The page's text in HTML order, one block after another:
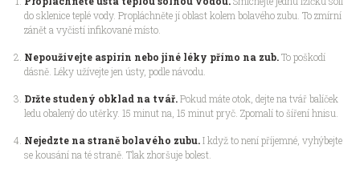
do sklenice teplé vody. Propláchněte jí oblast kolem bolavého zubu. To zmírní
zánět a vyčistí infikované místo.
Nepoužívejte aspirin nebo jiné léky přímo na zub.To poškodí
dásně. Léky užívejte jen ústy, podle návodu.
Držte studený obklad na tvář.Pokud máte otok, dejte na tvář balíček
ledu obalený do utěrky. 15 minut na, 15 minut pryč. Zpomalí to šíření hnisu.
Nejedzte na straně bolavého zubu.I když to není příjemné, vyhýbejte
se kousání na té straně. Tlak zhoršuje bolest.